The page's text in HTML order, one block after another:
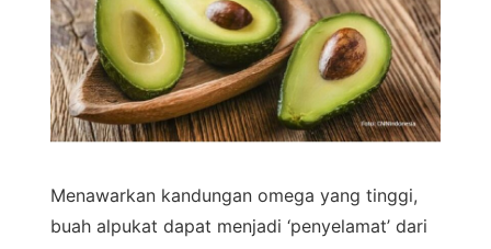
Menawarkan kandungan omega yang tinggi,
buah alpukat dapat menjadi ‘penyelamat’ dari